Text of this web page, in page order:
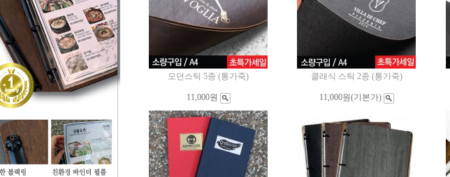
모던스틱 5종 (통가죽)
11,000원
클래식 스틱 2종 (통가죽)
11,000원(기본가)